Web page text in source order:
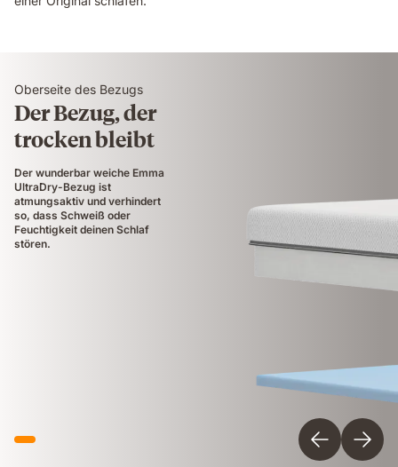
Oberseite des Bezugs
Der Bezug, der
trocken bleibt
Der wunderbar weiche Emma
UltraDry-Bezug ist
atmungsaktiv und verhindert
so, dass Schweiß oder
Feuchtigkeit deinen Schlaf
stören.